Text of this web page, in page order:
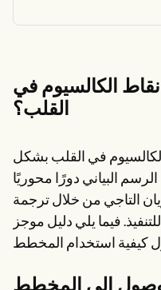
الكالسيوم في
القلب؟
في القلب بشكل
البياني دورًا محوريًا
التاجي من خلال ترجمة
فيما يلي دليل موجز